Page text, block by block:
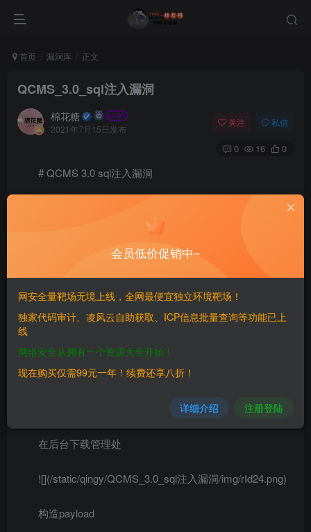
首页 漏洞库 正文
QCMS_3.0_sql注入漏洞
棉花糖
2021年7月15日发布
关注 私信
0 16 0
# QCMS 3.0 sql注入漏洞
二、漏洞影响
————
QCMS 3.0
在后台下载管理处
![](/static/qingy/QCMS_3.0_sql注入漏洞/img/rId24.png)
构造payload
会员低价促销中~
网安全量靶场无境上线，全网最便宜独立环境靶场！
独家代码审计、凌风云自助获取、ICP信息批量查询等功能已上
线
网络安全从拥有一个资源大全开始！
现在购买仅需99元一年！续费还享八折！
详细介绍 注册登陆